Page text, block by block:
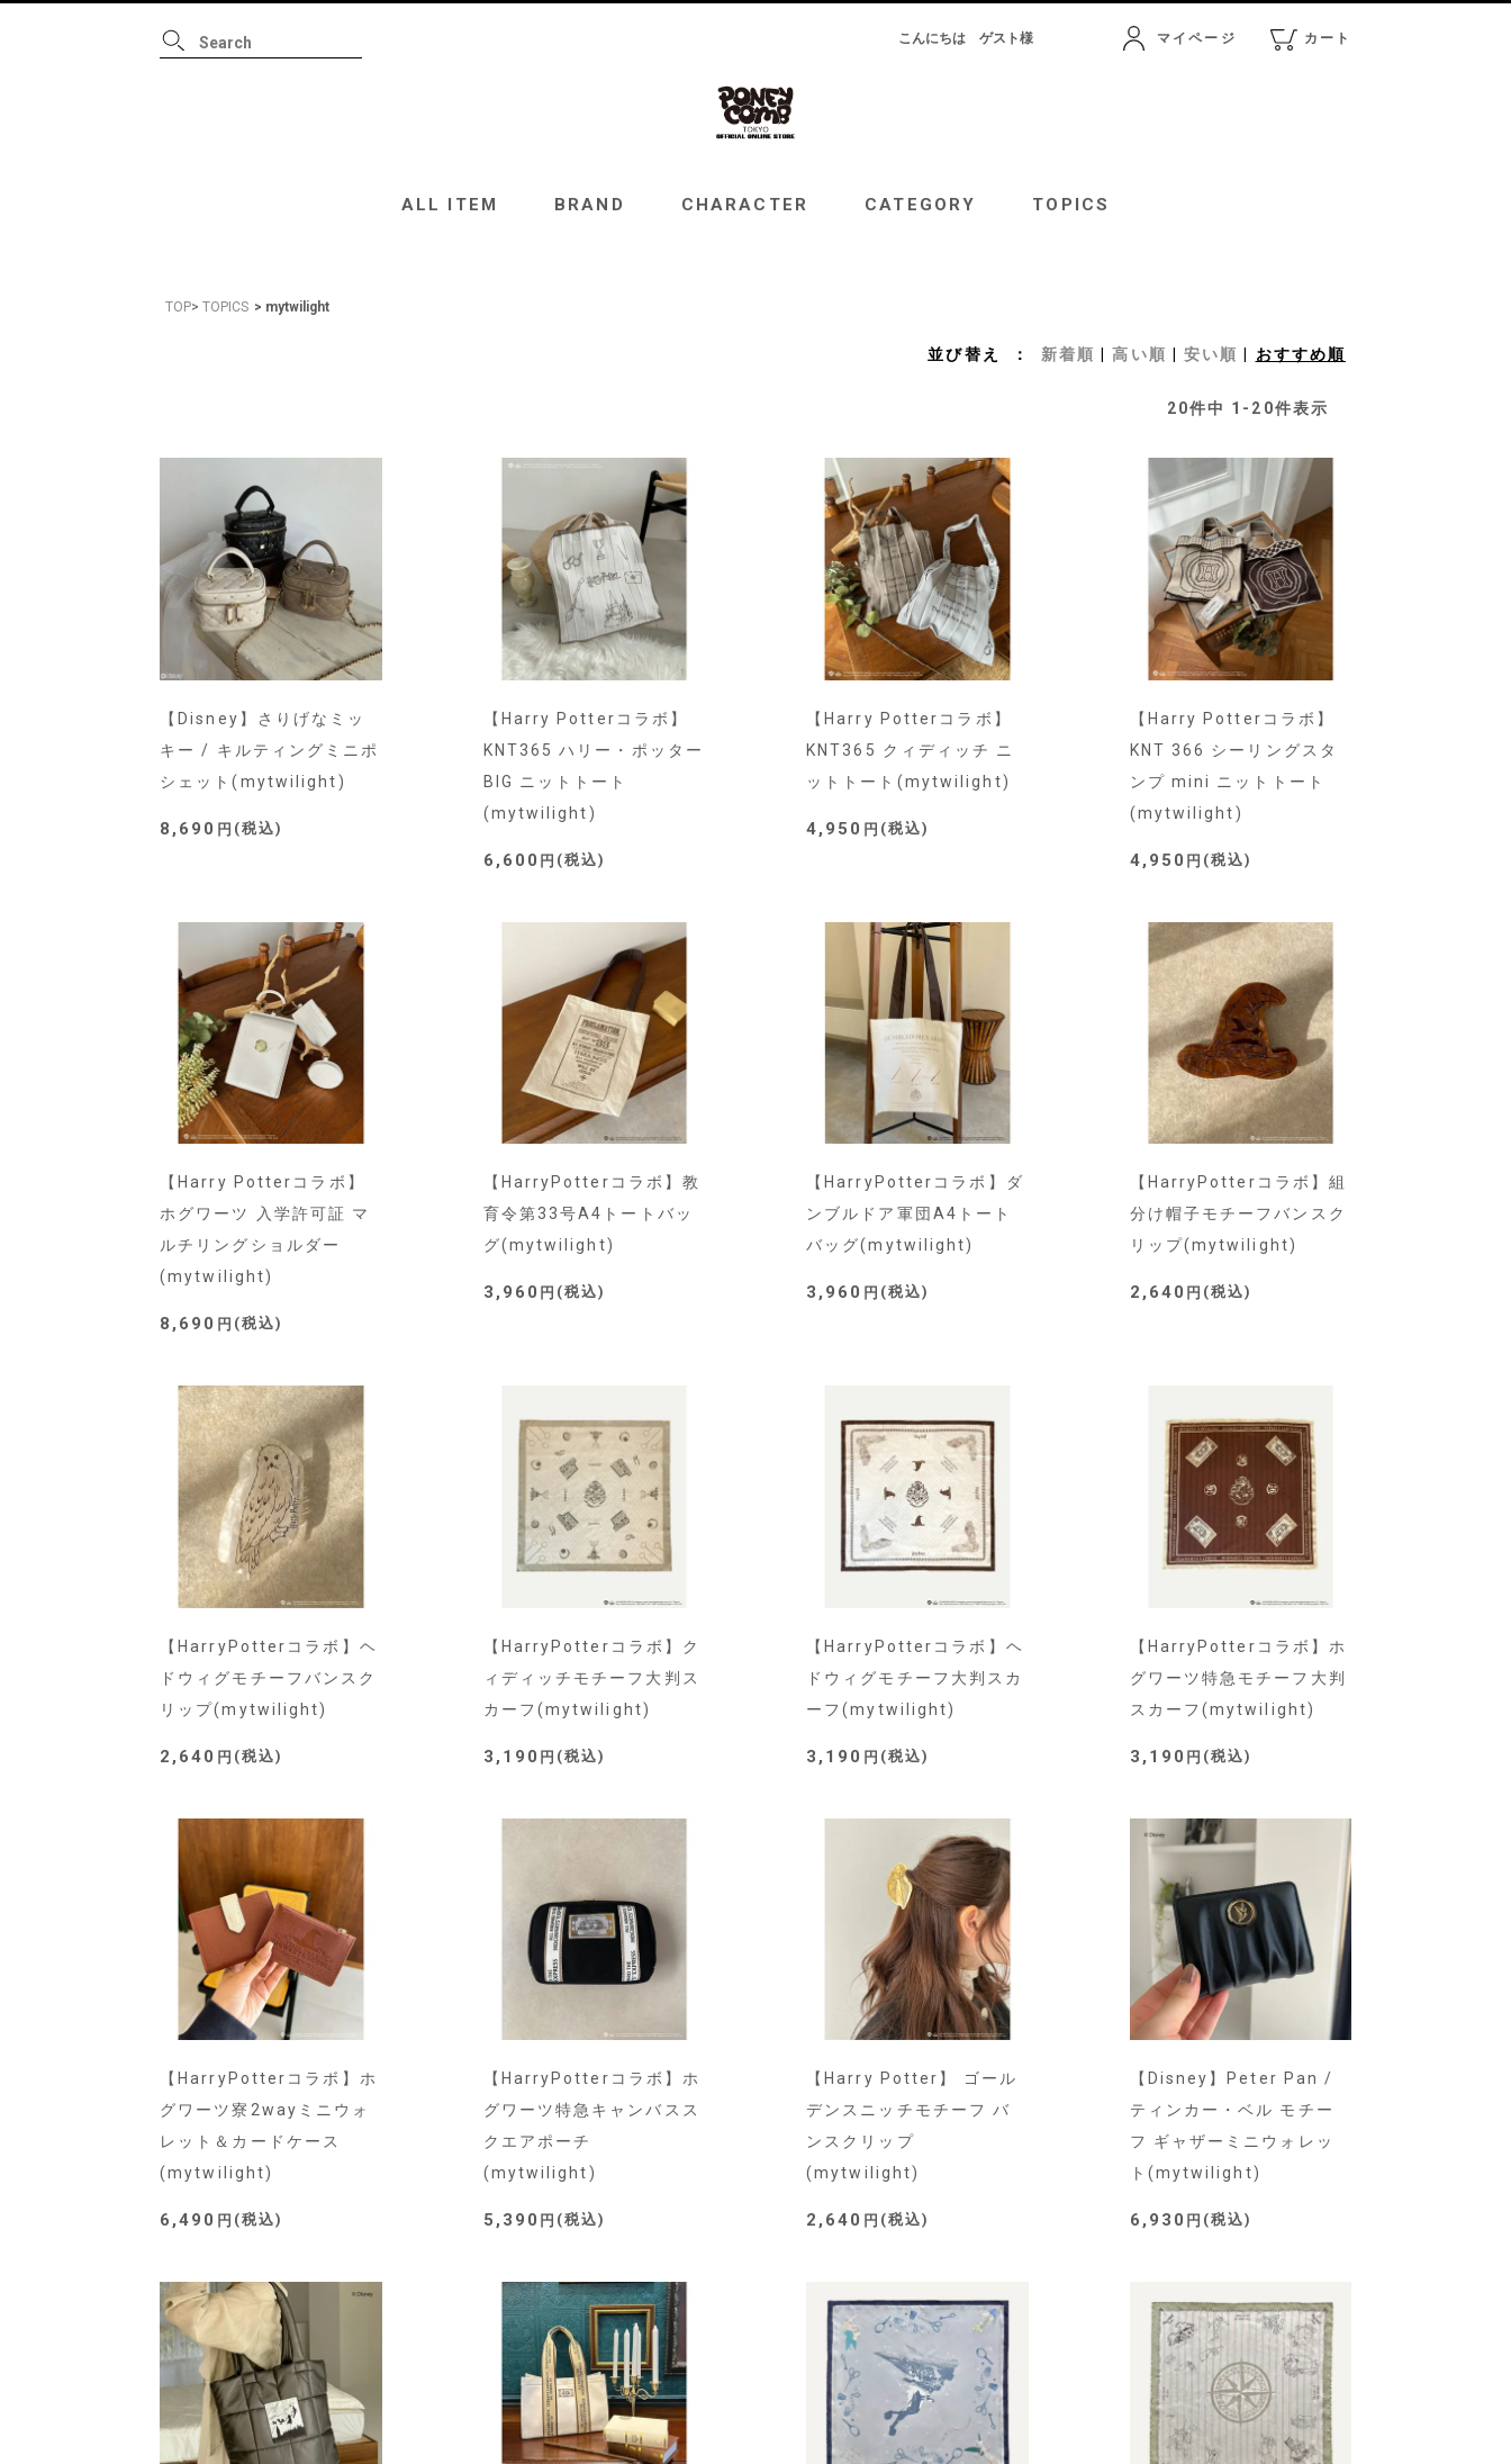
こんにちはゲスト様 マイページ カート
ALL ITEM BRAND CHARACTER CATEGORY TOPICS
ALL ITEM
TOP TOPICS mytwilight
並び替え 新着順 高い順 安い順 おすすめ順
20件中 1 - 20件表示
【Disney】さりげなミッ
キー / キルティングミニポ
シェット(mytwilight)
8,690 税込
【Harry Potterコラボ】
KNT365 ハリー・ポッター
BIG ニットトート
(mytwilight)
6,600 税込
【Harry Potterコラボ】
KNT365 クィディッチ ニ
ットトート(mytwilight)
4,950 税込
【Harry Potterコラボ】
KNT 366 シーリングスタ
ンプ mini ニットトート
(mytwilight)
4,950 税込
【Harry Potterコラボ】
ホグワーツ 入学許可証 マ
ルチリングショルダー
(mytwilight)
8,690 税込
【HarryPotterコラボ】教
育令第33号A4トートバッ
グ(mytwilight)
3,960 税込
【HarryPotterコラボ】ダ
ンブルドア軍団A4トート
バッグ(mytwilight)
3,960 税込
【HarryPotterコラボ】組
分け帽子モチーフバンスク
リップ(mytwilight)
2,640 税込
【HarryPotterコラボ】ヘ
ドウィグモチーフバンスク
リップ(mytwilight)
2,640 税込
【HarryPotterコラボ】ク
ィディッチモチーフ大判ス
カーフ(mytwilight)
3,190 税込
【HarryPotterコラボ】ヘ
ドウィグモチーフ大判スカ
ーフ(mytwilight)
3,190 税込
【HarryPotterコラボ】ホ
グワーツ特急モチーフ大判
スカーフ(mytwilight)
3,190 税込
【HarryPotterコラボ】ホ
グワーツ寮2wayミニウォ
レット＆カードケース
(mytwilight)
6,490 税込
【HarryPotterコラボ】ホ
グワーツ特急キャンバスス
クエアポーチ
(mytwilight)
5,390 税込
【Harry Potter】 ゴール
デンスニッチモチーフ バ
ンスクリップ
(mytwilight)
2,640 税込
【Disney】Peter Pan /
ティンカー・ベル モチー
フ ギャザーミニウォレッ
ト(mytwilight)
6,930 税込